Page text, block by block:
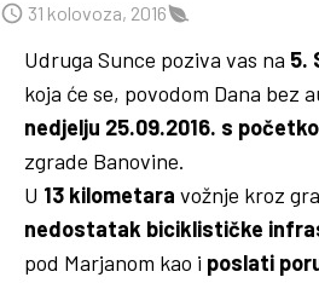
31 kolovoza, 2016
Udruga Sunce poziva vas na 5.
koja će se, povodom Dana bez
nedjelju 25.09.2016. s
zgrade Banovine.
U 13 kilometara vožnje kroz
nedostatak biciklističke
pod Marjanom kao i poslati